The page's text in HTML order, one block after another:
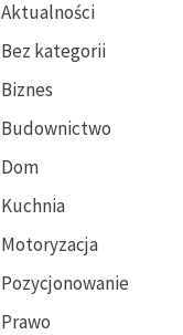
Aktualności
Bez kategorii
Biznes
Budownictwo
Dom
Kuchnia
Motoryzacja
Pozycjonowanie
Prawo